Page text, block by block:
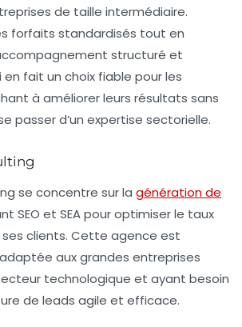
de taille intermédiaire.
forfaits standardisés tout en
structuré et
en fait un choix fiable pour les
à améliorer leurs résultats sans
passer d’un expertise sectorielle.
se concentre sur la génération de
SEO et SEA pour optimiser le taux
clients. Cette agence est
aux grandes entreprises
technologique et ayant besoin
de leads agile et efficace.